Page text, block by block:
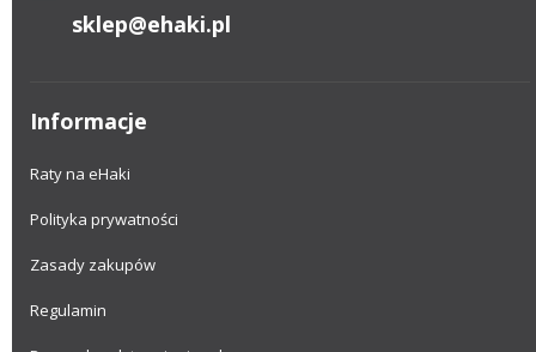
sklep@ehaki.pl
Informacje
Raty na eHaki
Polityka prywatności
Zasady zakupów
Regulamin